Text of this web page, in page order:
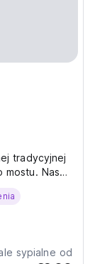
tradycyjnej
mostu. Nasz
zamek
sypialne od